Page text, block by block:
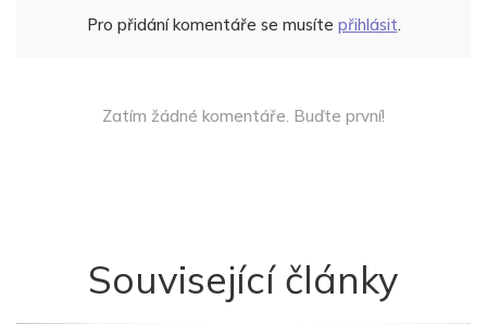
Pro přidání komentáře se musíte přihlásit.
Zatím žádné komentáře. Buďte první!
Související články